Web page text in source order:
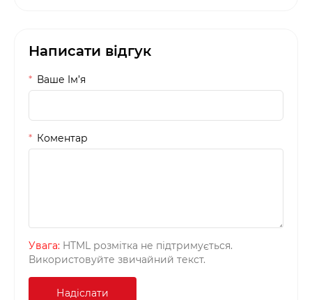
Написати відгук
Ваше Iм’я
Коментар
Увага: HTML розмітка не підтримується.
Використовуйте звичайний текст.
Надіслати